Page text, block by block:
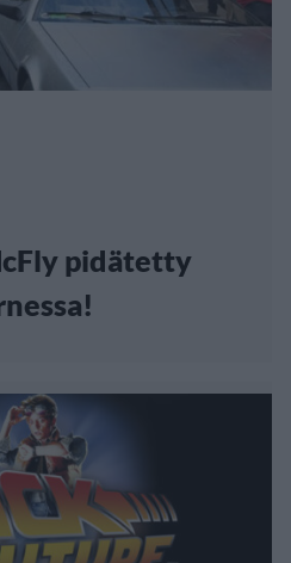
pidätetty